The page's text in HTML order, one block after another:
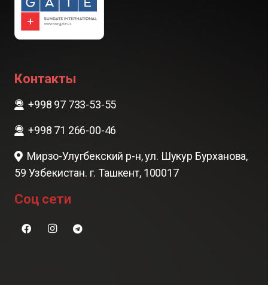
Контакты
+998 97 733-53-55
+998 71 266-00-46
Мирзо-Улугбекский р-н, ул. Шукур Бурханова,
59 Узбекистан. г. Ташкент, 100017
Соц сети